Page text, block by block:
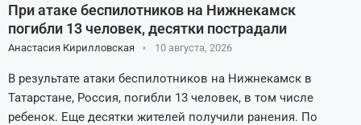
При атаке беспилотников на Нижнекамск
погибли 13 человек, десятки пострадали
Анастасия Кирилловская 10 августа, 2026
В результате атаки беспилотников на Нижнекамск в
Татарстане, Россия, погибли 13 человек, в том числе
ребенок. Еще десятки жителей получили ранения. По